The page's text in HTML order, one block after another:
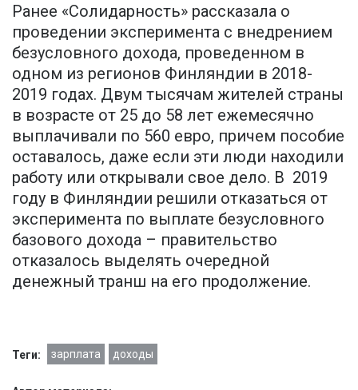
Ранее «Солидарность» рассказала о
проведении эксперимента с внедрением
безусловного дохода, проведенном в
одном из регионов Финляндии в 2018-
2019 годах. Двум тысячам жителей страны
в возрасте от 25 до 58 лет ежемесячно
выплачивали по 560 евро, причем пособие
оставалось, даже если эти люди находили
работу или открывали свое дело. В 2019
году в Финляндии решили отказаться от
эксперимента по выплате безусловного
базового дохода – правительство
отказалось выделять очередной
денежный транш на его продолжение.
Теги: зарплата доходы